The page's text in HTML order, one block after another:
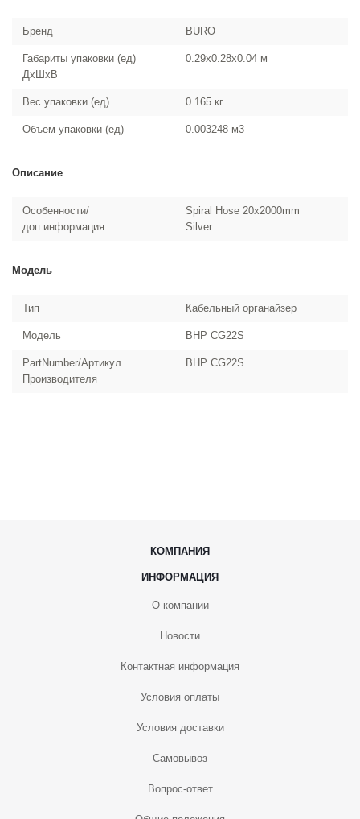
Бренд BURO
Габариты упаковки (ед)
ДхШхВ
0.29x0.28x0.04 м
Вес упаковки (ед) 0.165 кг
Объем упаковки (ед) 0.003248 м3
Описание
Особенности/
доп.информация
Spiral Hose 20x2000mm
Silver
Модель
Тип Кабельный органайзер
Модель BHP CG22S
PartNumber/Артикул
Производителя
BHP CG22S
КОМПАНИЯ
ИНФОРМАЦИЯ
О компании
Новости
Контактная информация
Условия оплаты
Условия доставки
Самовывоз
Вопрос-ответ